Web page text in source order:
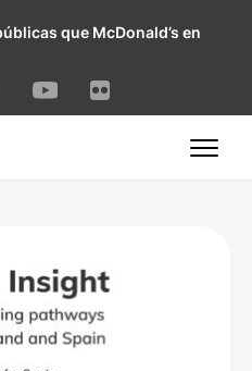
que McDonald’s en